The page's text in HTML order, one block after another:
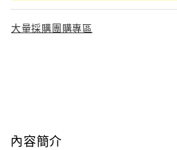
大量採購團購專區
內容簡介